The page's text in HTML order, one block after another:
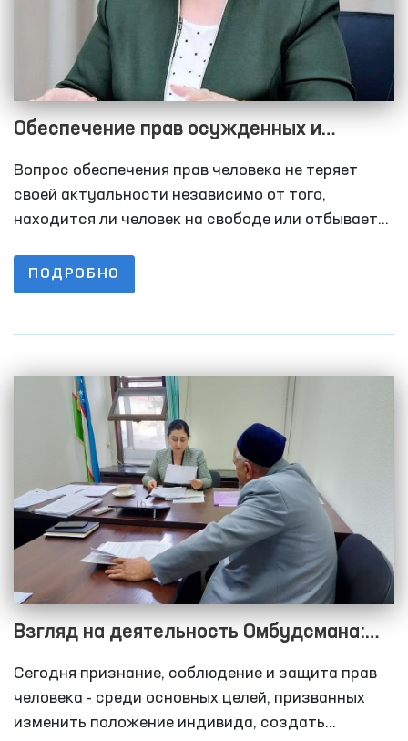
Обеспечение прав осужденных и
заключенных: совершенствование
законодательства и установление
общественного контроля
Вопрос обеспечения прав человека не теряет
своей актуальности независимо от того,
находится ли человек на свободе или отбывает
имеют определенные права, установленные
законом. В частности, статья 28 Конституции
присущих человеческой личности.
ПОДРОБНО
Взгляд на деятельность Омбудсмана:
как разрешаются обращения граждан?
Сегодня признание, соблюдение и защита прав
человека - среди основных целей, призванных
изменить положение индивида, создать